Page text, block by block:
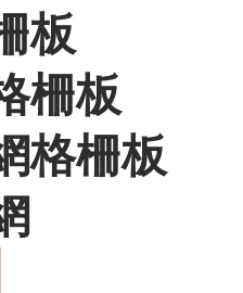
板
柵板
格柵板